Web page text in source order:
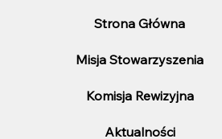
funkcji Konsula
Strona Główna
Misja Stowarzyszenia
Komisja Rewizyjna
Aktualności